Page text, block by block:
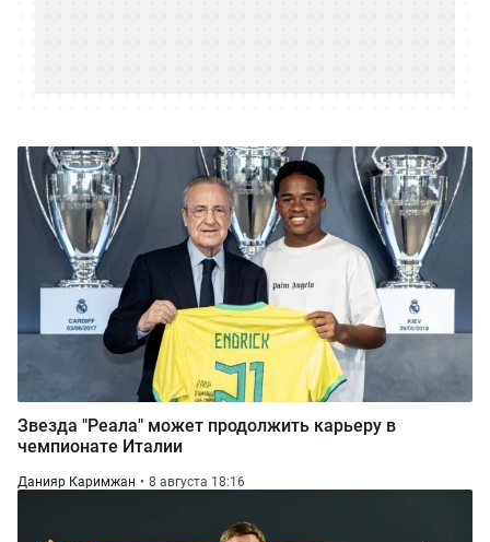
Звезда "Реала" может продолжить карьеру в
чемпионате Италии
Данияр Каримжан 8 августа 18:16